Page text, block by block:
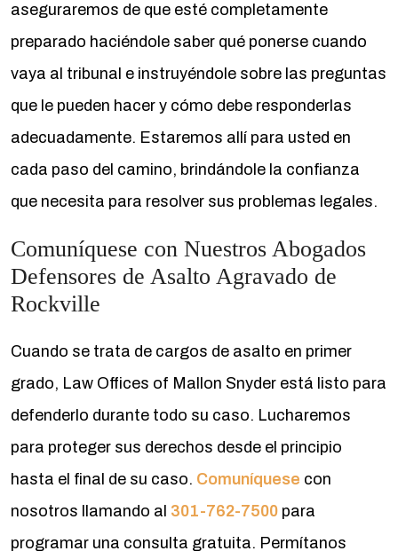
aseguraremos de que esté completamente
preparado haciéndole saber qué ponerse cuando
vaya al tribunal e instruyéndole sobre las preguntas
que le pueden hacer y cómo debe responderlas
adecuadamente. Estaremos allí para usted en
cada paso del camino, brindándole la confianza
que necesita para resolver sus problemas legales.
Comuníquese con Nuestros Abogados
Defensores de Asalto Agravado de
Rockville
Cuando se trata de cargos de asalto en primer
grado, Law Offices of Mallon Snyder está listo para
defenderlo durante todo su caso. Lucharemos
para proteger sus derechos desde el principio
hasta el final de su caso. Comuníquese con
nosotros llamando al 301-762-7500 para
programar una consulta gratuita. Permítanos